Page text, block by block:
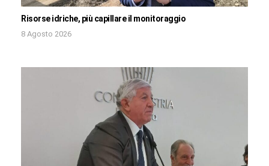
Risorse idriche, più capillare il monitoraggio
8 Agosto 2026